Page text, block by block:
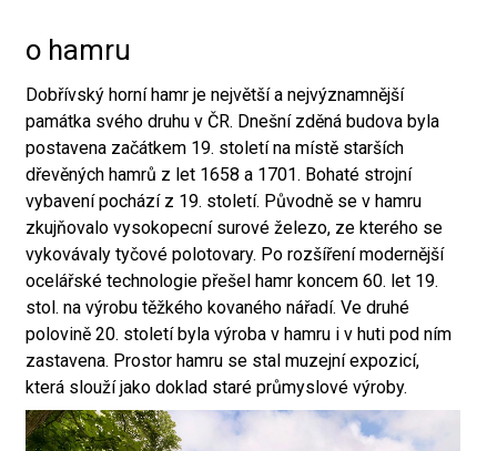
o hamru
Dobřívský horní hamr je největší a nejvýznamnější
památka svého druhu v ČR. Dnešní zděná budova byla
postavena začátkem 19. století na místě starších
dřevěných hamrů z let 1658 a 1701. Bohaté strojní
vybavení pochází z 19. století. Původně se v hamru
zkujňovalo vysokopecní surové železo, ze kterého se
vykovávaly tyčové polotovary. Po rozšíření modernější
ocelářské technologie přešel hamr koncem 60. let 19.
stol. na výrobu těžkého kovaného nářadí. Ve druhé
polovině 20. století byla výroba v hamru i v huti pod ním
zastavena. Prostor hamru se stal muzejní expozicí,
která slouží jako doklad staré průmyslové výroby.